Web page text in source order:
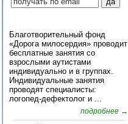
Благотворительный фонд
«Дорога милосердия» проводит
бесплатные занятия со
взрослыми аутистами
индивидуально и в группах.
Индивидуальные занятия
проводят специалисты:
логопед-дефектолог и ...
подробнее →